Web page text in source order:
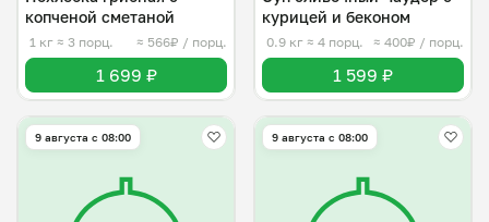
копченой сметаной
1 кг ≈ 3 порц. ≈ 566₽ / порц.
1 699 ₽
курицей и беконом
0.9 кг ≈ 4 порц. ≈ 400₽ / порц.
1 599 ₽
9 августа с 08:00 9 августа с 08:00